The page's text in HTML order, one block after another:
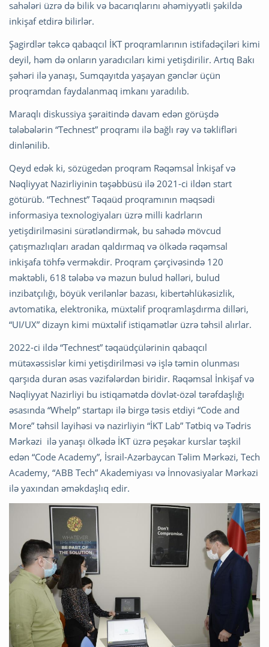
sahələri üzrə də bilik və bacarıqlarını əhəmiyyətli şəkildə
inkişaf etdirə bilirlər.
Şagirdlər təkcə qabaqcıl İKT proqramlarının istifadəçiləri kimi
deyil, həm də onların yaradıcıları kimi yetişdirilir. Artıq Bakı
şəhəri ilə yanaşı, Sumqayıtda yaşayan gənclər üçün
proqramdan faydalanmaq imkanı yaradılıb.
Maraqlı diskussiya şəraitində davam edən görüşdə
tələbələrin “Technest” proqramı ilə bağlı rəy və təklifləri
dinlənilib.
Qeyd edək ki, sözügedən proqram Rəqəmsal İnkişaf və
Nəqliyyat Nazirliyinin təşəbbüsü ilə 2021-ci ildən start
götürüb. “Technest” Təqaüd proqramının məqsədi
informasiya texnologiyaları üzrə milli kadrların
yetişdirilməsini sürətləndirmək, bu sahədə mövcud
çatışmazlıqları aradan qaldırmaq və ölkədə rəqəmsal
inkişafa töhfə verməkdir. Proqram çərçivəsində 120
məktəbli, 618 tələbə və məzun bulud həlləri, bulud
inzibatçılığı, böyük verilənlər bazası, kibertəhlükəsizlik,
avtomatika, elektronika, müxtəlif proqramlaşdırma dilləri,
“UI/UX” dizayn kimi müxtəlif istiqamətlər üzrə təhsil alırlar.
2022-ci ildə “Technest” təqaüdçülərinin qabaqcıl
mütəxəssislər kimi yetişdirilməsi və işlə təmin olunması
qarşıda duran əsas vəzifələrdən biridir. Rəqəmsal İnkişaf və
Nəqliyyat Nazirliyi bu istiqamətdə dövlət-özəl tərəfdaşlığı
əsasında “Whelp” startapı ilə birgə təsis etdiyi “Code and
More” təhsil layihəsi və nazirliyin “İKT Lab” Tətbiq və Tədris
Mərkəzi ilə yanaşı ölkədə İKT üzrə peşəkar kurslar təşkil
edən “Code Academy”, İsrail-Azərbaycan Təlim Mərkəzi, Tech
Academy, “ABB Tech” Akademiyası və İnnovasiyalar Mərkəzi
ilə yaxından əməkdaşlıq edir.